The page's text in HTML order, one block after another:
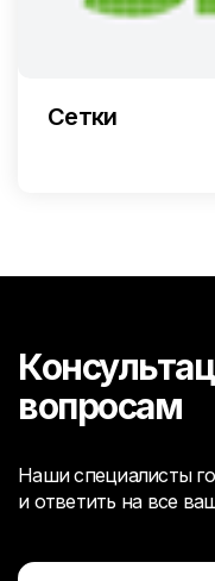
Сетки
вопросам
Наши специалисты
и ответить на все